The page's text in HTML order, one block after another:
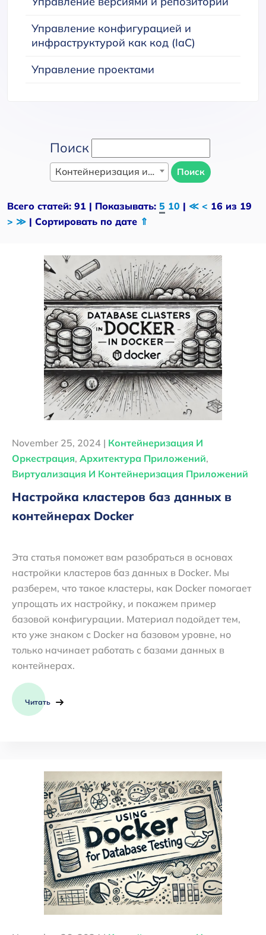
Управление конфигурацией и
инфраструктурой как код (IaC)
Управление проектами
Поиск
Контейнеризация и оркестрация Поиск
Всего статей: 91 | Показывать: 5 10 | ≪ < 16 из 19
> ≫ | Сортировать по дате ⇑
November 25, 2024 | Контейнеризация И
Оркестрация, Архитектура Приложений,
Виртуализация И Контейнеризация Приложений
Настройка кластеров баз данных в
контейнерах Docker
Эта статья поможет вам разобраться в основах
настройки кластеров баз данных в Docker. Мы
разберем, что такое кластеры, как Docker помогает
упрощать их настройку, и покажем пример
базовой конфигурации. Материал подойдет тем,
кто уже знаком с Docker на базовом уровне, но
только начинает работать с базами данных в
контейнерах.
Читать